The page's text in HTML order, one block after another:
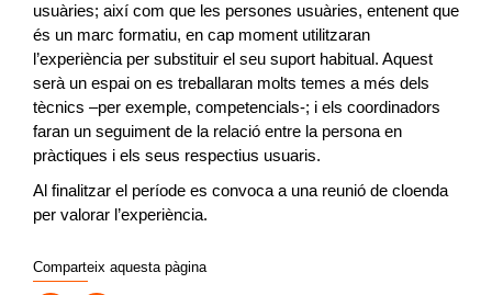
usuàries; així com que les persones usuàries, entenent que
és un marc formatiu, en cap moment utilitzaran
l’experiència per substituir el seu suport habitual. Aquest
serà un espai on es treballaran molts temes a més dels
tècnics –per exemple, competencials-; i els coordinadors
faran un seguiment de la relació entre la persona en
pràctiques i els seus respectius usuaris.
Al finalitzar el període es convoca a una reunió de cloenda
per valorar l’experiència.
Comparteix aquesta pàgina